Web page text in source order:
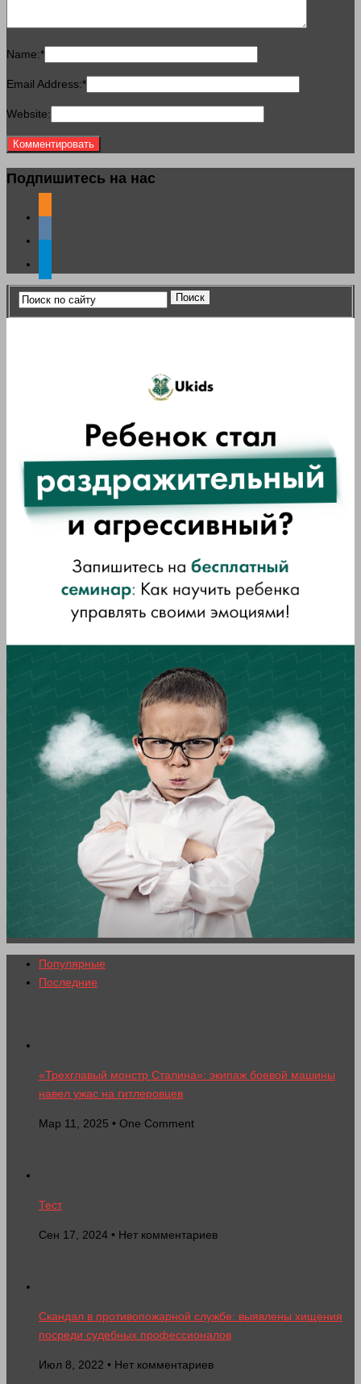
Name:*
Email Address:*
Website:
Подпишитесь на нас
Популярные
Последние
«Трехглавый монстр Сталина»: экипаж боевой машины
навел ужас на гитлеровцев
Мар 11, 2025 • One Comment
Тест
Сен 17, 2024 • Нет комментариев
Скандал в противопожарной службе: выявлены хищения
посреди судебных профессионалов
Июл 8, 2022 • Нет комментариев